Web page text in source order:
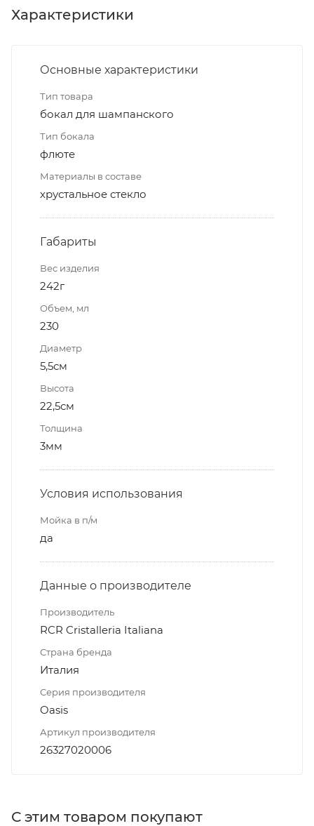
Характеристики
Основные характеристики
Тип товара
бокал для шампанского
Тип бокала
флюте
Материалы в составе
хрустальное стекло
Габариты
Вес изделия
242г
Объем, мл
230
Диаметр
5,5см
Высота
22,5см
Толщина
3мм
Условия использования
Мойка в п/м
да
Данные о производителе
Производитель
RCR Cristalleria Italiana
Страна бренда
Италия
Серия производителя
Oasis
Артикул производителя
26327020006
С этим товаром покупают